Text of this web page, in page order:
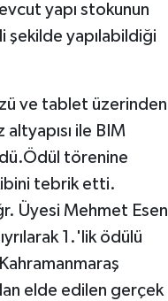
yapı stokunun
şekilde yapılabildiği
ve tablet üzerinden
ile BIM
törenine
tebrik etti.
Üyesi Mehmet Esen
1.'lik ödülü
elde edilen gerçek